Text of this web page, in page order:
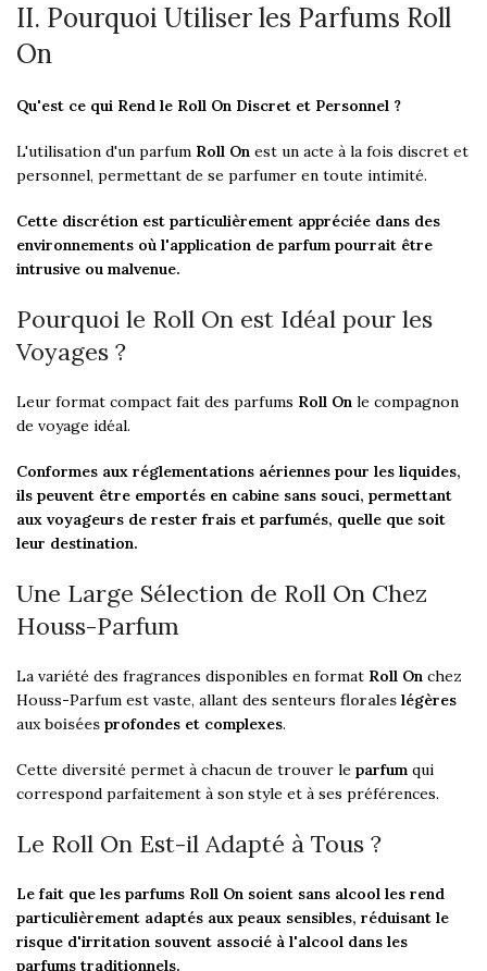
II. Pourquoi Utiliser les Parfums Roll
On
Qu'est ce qui Rend le Roll On Discret et Personnel ?
L'utilisation d'un parfum Roll On est un acte à la fois discret et
personnel, permettant de se parfumer en toute intimité.
Cette discrétion est particulièrement appréciée dans des
environnements où l'application de parfum pourrait être
intrusive ou malvenue.
Pourquoi le Roll On est Idéal pour les
Voyages ?
Leur format compact fait des parfums Roll On le compagnon
de voyage idéal.
Conformes aux réglementations aériennes pour les liquides,
ils peuvent être emportés en cabine sans souci, permettant
aux voyageurs de rester frais et parfumés, quelle que soit
leur destination.
Une Large Sélection de Roll On Chez
Houss-Parfum
La variété des fragrances disponibles en format Roll On chez
Houss-Parfum est vaste, allant des senteurs florales légères
aux boisées profondes et complexes.
Cette diversité permet à chacun de trouver le parfum qui
correspond parfaitement à son style et à ses préférences.
Le Roll On Est-il Adapté à Tous ?
Le fait que les parfums Roll On soient sans alcool les rend
particulièrement adaptés aux peaux sensibles, réduisant le
risque d'irritation souvent associé à l'alcool dans les
parfums traditionnels.